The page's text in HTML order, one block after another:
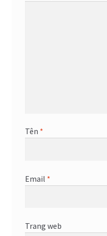
Tên *
Email *
Trang web